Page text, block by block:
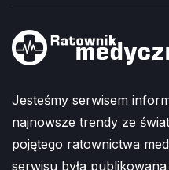
Jesteśmy serwisem
najnowsze trendy ze
pojętego ratownictwa
serwisu była